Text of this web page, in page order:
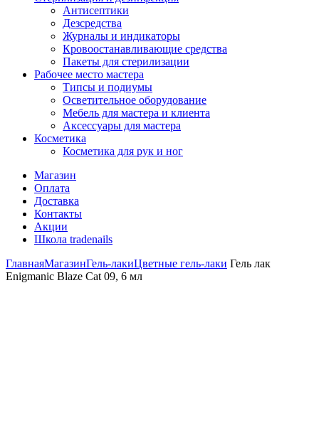
Антисептики
Дезсредства
Журналы и индикаторы
Кровоостанавливающие средства
Пакеты для стерилизации
Рабочее место мастера
Типсы и подиумы
Осветительное оборудование
Мебель для мастера и клиента
Аксессуары для мастера
Косметика
Косметика для рук и ног
Магазин
Оплата
Доставка
Контакты
Акции
Школа tradenails
ГлавнаяМагазинГель-лакиЦветные гель-лаки Гель лак
Enigmanic Blaze Cat 09, 6 мл